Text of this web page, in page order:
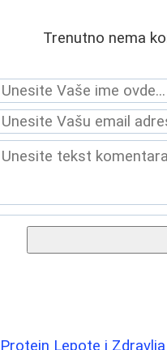
Trenutno nema
Lepote i Zdravlja